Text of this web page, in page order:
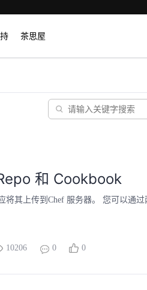
茶思屋
和 Cookbook
将其上传到Chef 服务器。 您可以通
10206 0 0